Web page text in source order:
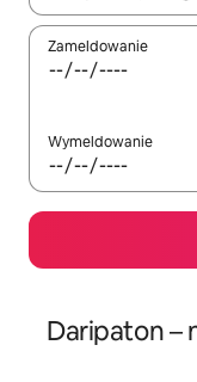
Zameldowanie
Wymeldowanie
Daripaton –